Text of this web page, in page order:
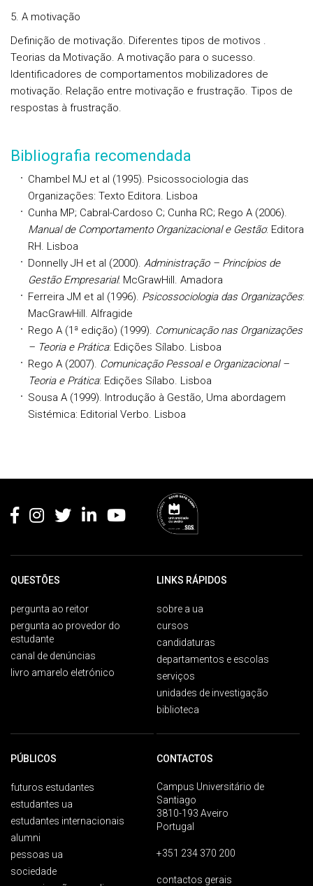
5. A motivação
Definição de motivação. Diferentes tipos de motivos .
Teorias da Motivação. A motivação para o sucesso.
Identificadores de comportamentos mobilizadores de
motivação. Relação entre motivação e frustração. Tipos de
respostas à frustração.
Bibliografia recomendada
Chambel MJ et al (1995). Psicossociologia das
Organizações: Texto Editora. Lisboa
Cunha MP; Cabral-Cardoso C; Cunha RC; Rego A (2006).
Manual de Comportamento Organizacional e Gestão: Editora
RH. Lisboa
Donnelly JH et al (2000). Administração – Princípios de
Gestão Empresarial: McGrawHill. Amadora
Ferreira JM et al (1996). Psicossociologia das Organizações:
MacGrawHill. Alfragide
Rego A (1ª edição) (1999). Comunicação nas Organizações
– Teoria e Prática: Edições Sílabo. Lisboa
Rego A (2007). Comunicação Pessoal e Organizacional –
Teoria e Prática: Edições Sílabo. Lisboa
Sousa A (1999). Introdução à Gestão, Uma abordagem
Sistémica: Editorial Verbo. Lisboa
QUESTÕES
pergunta ao reitor
pergunta ao provedor do
estudante
canal de denúncias
livro amarelo eletrónico
LINKS RÁPIDOS
sobre a ua
cursos
candidaturas
departamentos e escolas
serviços
unidades de investigação
biblioteca
PÚBLICOS
futuros estudantes
estudantes ua
estudantes internacionais
alumni
pessoas ua
sociedade
CONTACTOS
Campus Universitário de
Santiago
3810-193 Aveiro
Portugal
+351 234 370 200
contactos gerais